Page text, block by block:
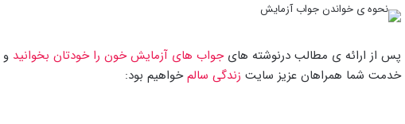
پس از ارائه ی مطالب درنوشته هایجواب های آزمایش خون را خودتان بخوانید و
خدمت شما همراهان عزیز سایت زندگی سالمخواهیم بود: